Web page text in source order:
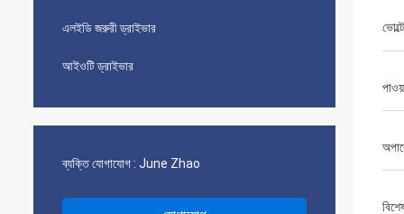
এলইডি জরুরী ড্রাইভার
আইওটি ড্রাইভার
ব্যক্তি যোগাযোগ : June Zhao